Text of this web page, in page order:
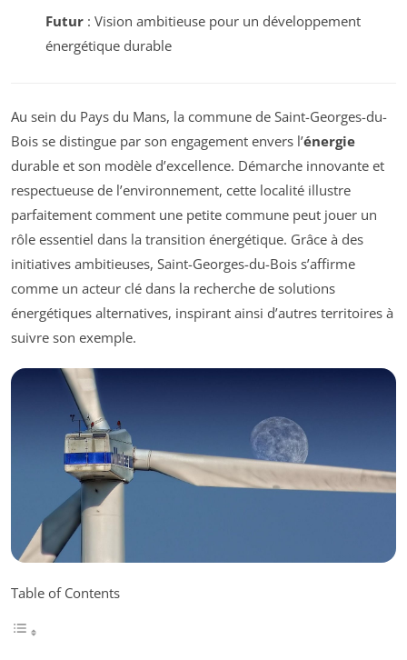
Futur: Vision ambitieuse pour un développement
énergétique durable
Au sein du Pays du Mans, la commune de Saint-Georges-du-
Bois se distingue par son engagement envers l’énergie
durable et son modèle d’excellence. Démarche innovante et
respectueuse de l’environnement, cette localité illustre
parfaitement comment une petite commune peut jouer un
rôle essentiel dans la transition énergétique. Grâce à des
initiatives ambitieuses, Saint-Georges-du-Bois s’affirme
comme un acteur clé dans la recherche de solutions
énergétiques alternatives, inspirant ainsi d’autres territoires à
suivre son exemple.
Table of Contents